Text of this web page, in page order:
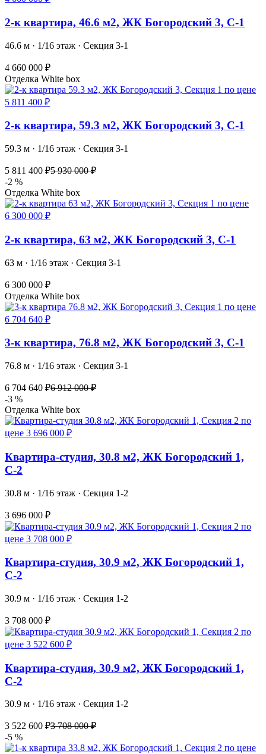
2-к квартира, 46.6 м2, ЖК Богородский 3, С-1
46.6 м · 1/16 этаж · Секция 3-1
4 660 000 ₽
Отделка White box
2-к квартира, 59.3 м2, ЖК Богородский 3, С-1
59.3 м · 1/16 этаж · Секция 3-1
5 811 400 ₽5 930 000 ₽
-2 %
Отделка White box
2-к квартира, 63 м2, ЖК Богородский 3, С-1
63 м · 1/16 этаж · Секция 3-1
6 300 000 ₽
Отделка White box
3-к квартира, 76.8 м2, ЖК Богородский 3, С-1
76.8 м · 1/16 этаж · Секция 3-1
6 704 640 ₽6 912 000 ₽
-3 %
Отделка White box
Квартира-студия, 30.8 м2, ЖК Богородский 1,
С-2
30.8 м · 1/16 этаж · Секция 1-2
3 696 000 ₽
Квартира-студия, 30.9 м2, ЖК Богородский 1,
С-2
30.9 м · 1/16 этаж · Секция 1-2
3 708 000 ₽
Квартира-студия, 30.9 м2, ЖК Богородский 1,
С-2
30.9 м · 1/16 этаж · Секция 1-2
3 522 600 ₽3 708 000 ₽
-5 %